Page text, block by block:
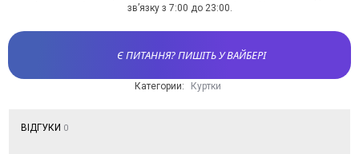
зв’язку з 7:00 до 23:00.
Є ПИТАННЯ? ПИШІТЬ У ВАЙБЕРІ
Категории: Куртки
ВІДГУКИ 0